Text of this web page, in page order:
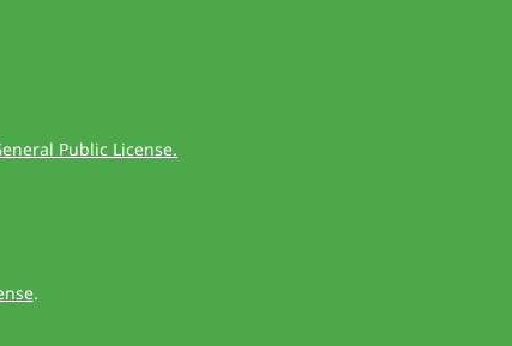
Public License.
.